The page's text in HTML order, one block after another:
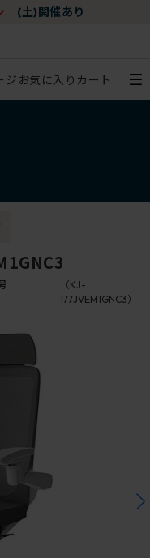
(土)開催あり
ジ お気に入り カート
（KJ-
177JVEM1GNC3）